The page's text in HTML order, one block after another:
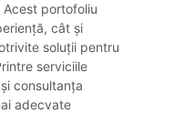
Acest portofoliu
cât și
soluții pentru
serviciile
consultanța
adecvate